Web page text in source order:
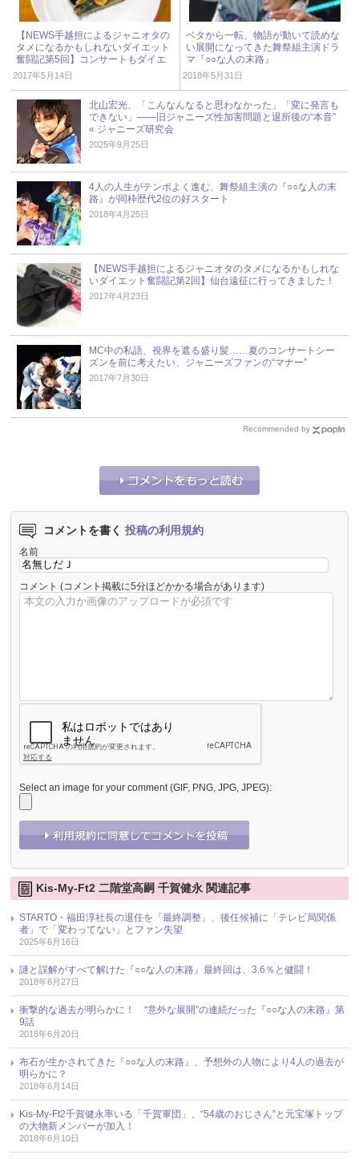
【NEWS手越担によるジャニオタの
タメになるかもしれないダイエット
奮闘記第5回】コンサートもダイエ
ットも、ついに折り返し地点！
2017年5月14日
ベタから一転、物語が動いて読めな
い展開になってきた舞祭組主演ドラ
マ『○○な人の末路』
2018年5月31日
北山宏光、「こんなんなると思わなかった」「変に発言も
できない」――旧ジャニーズ性加害問題と退所後の“本音”
« ジャニーズ研究会
2025年9月25日
4人の人生がテンポよく進む、舞祭組主演の『○○な人の末
路』が同枠歴代2位の好スタート
2018年4月25日
【NEWS手越担によるジャニオタのタメになるかもしれな
いダイエット奮闘記第2回】仙台遠征に行ってきました！
2017年4月23日
MC中の私語、視界を遮る盛り髪……夏のコンサートシー
ズンを前に考えたい、ジャニーズファンの“マナー”
2017年7月30日
Recommended by
コメントを書く 投稿の利用規約
名前
コメント (コメント掲載に5分ほどかかる場合があります)
Select an image for your comment (GIF, PNG, JPG, JPEG):
Kis-My-Ft2 二階堂高嗣 千賀健永 関連記事
STARTO・福田淳社長の退任を「最終調整」、後任候補に「テレビ局関係
者」で「変わってない」とファン失望
2025年6月16日
謎と誤解がすべて解けた『○○な人の末路』最終回は、3.6％と健闘！
2018年6月27日
衝撃的な過去が明らかに！ “意外な展開”の連続だった『○○な人の末路』第
9話
2018年6月20日
布石が生かされてきた『○○な人の末路』、予想外の人物により4人の過去が
明らかに？
2018年6月14日
Kis-My-Ft2千賀健永率いる「千賀軍団」、“54歳のおじさん”と元宝塚トップ
の大物新メンバーが加入！
2018年6月10日